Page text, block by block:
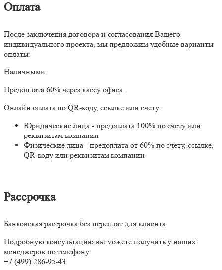
Оплата
После заключения договора и согласования Вашего
индивидуального проекта, мы предложим удобные варианты
оплаты:
Наличными
Предоплата 60% через кассу офиса.
Онлайн оплата по QR-коду, ссылке или счету
Юридические лица - предоплата 100% по счету или
реквизитам компании
Физические лица - предоплата от 60% по счету, ссылке,
QR-коду или реквизитам компании
Рассрочка
Банковская рассрочка без переплат для клиента
Подробную консультацию вы можете получить у наших
менеджеров по телефону
+7 (499) 286-95-43